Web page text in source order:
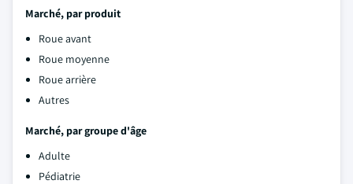
Marché, par produit
Roue avant
Roue moyenne
Roue arrière
Autres
Marché, par groupe d'âge
Adulte
Pédiatrie